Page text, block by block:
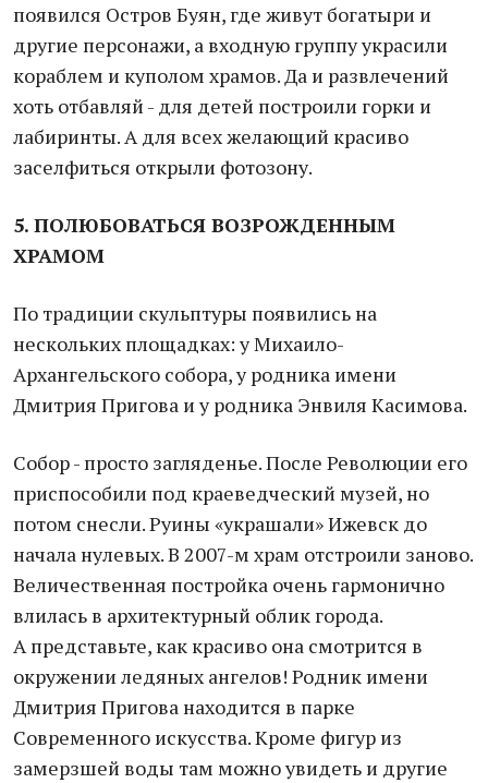
появился Остров Буян, где живут богатыри и
другие персонажи, а входную группу украсили
кораблем и куполом храмов. Да и развлечений
хоть отбавляй - для детей построили горки и
лабиринты. А для всех желающий красиво
заселфиться открыли фотозону.
5. ПОЛЮБОВАТЬСЯ ВОЗРОЖДЕННЫМ
ХРАМОМ
По традиции скульптуры появились на
нескольких площадках: у Михаило-
Архангельского собора, у родника имени
Дмитрия Пригова и у родника Энвиля Касимова.
Собор - просто загляденье. После Революции его
приспособили под краеведческий музей, но
потом снесли. Руины «украшали» Ижевск до
начала нулевых. В 2007-м храм отстроили заново.
Величественная постройка очень гармонично
влилась в архитектурный облик города.
А представьте, как красиво она смотрится в
окружении ледяных ангелов! Родник имени
Дмитрия Пригова находится в парке
Современного искусства. Кроме фигур из
замерзшей воды там можно увидеть и другие